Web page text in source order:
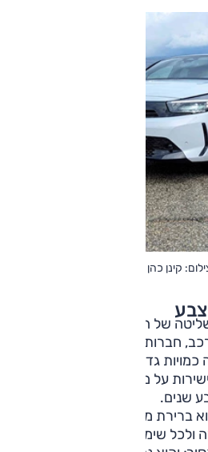
קינן כהן
של הלבן הוא כנראה השוק
חברות השכרה וגופים
גדולות של מכוניות חדשות,
על מה שיגיע לשוק היד
שנים.
ברירת מחדל כמעט מושלמת: הוא
שימוש; הוא מאפשר מיתוג